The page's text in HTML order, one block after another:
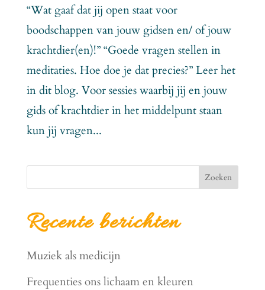
“Wat gaaf dat jij open staat voor
boodschappen van jouw gidsen en/ of jouw
krachtdier(en)!” “Goede vragen stellen in
meditaties. Hoe doe je dat precies?” Leer het
in dit blog. Voor sessies waarbij jij en jouw
gids of krachtdier in het middelpunt staan
kun jij vragen...
Zoeken
Recente berichten
Muziek als medicijn
Frequenties ons lichaam en kleuren